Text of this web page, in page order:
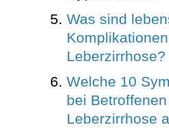
Was sind
Leberzirrhose?
Welche 10
bei
Leberzirrhose